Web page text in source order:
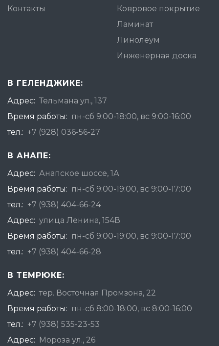
Контакты
Ковровое покрытие
Ламинат
Линолеум
Инженерная доска
В ГЕЛЕНДЖИКЕ:
Адрес: Тельмана ул., 137
Время работы: пн-сб 9:00-18:00, вс 9:00-16:00
тел.: +7 (928) 036-56-27
В АНАПЕ:
Адрес: Анапское шоссе, 1А
Время работы: пн-сб 9:00-19:00, вс 9:00-17:00
тел.: +7 (938) 404-66-24
Адрес: улица Ленина, 154В
Время работы: пн-сб 9:00-19:00, вс 9:00-17:00
тел.: +7 (938) 404-66-28
В ТЕМРЮКЕ:
Адрес: тер. Восточная Промзона, 22
Время работы: пн-сб 8:00-18:00, вс 8:00-16:00
тел.: +7 (938) 535-23-53
Адрес: Мороза ул., 26